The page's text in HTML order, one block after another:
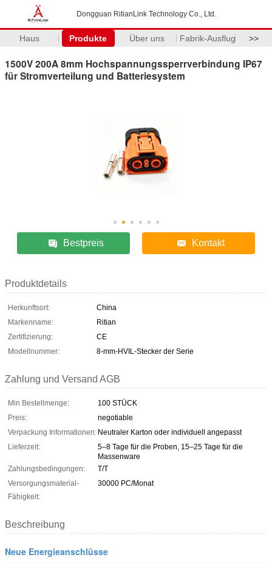
Dongguan RitianLink Technology Co., Ltd.
Haus Produkte Über uns Fabrik-Ausflug >>
1500V 200A 8mm Hochspannungssperrverbindung IP67
für Stromverteilung und Batteriesystem
Bestpreis Kontakt
Produktdetails
Herkunftsort:
China
Markenname:
Ritian
Zertifizierung:
CE
Modellnummer:
8-mm-HVIL-Stecker der Serie
Zahlung und Versand AGB
Min Bestellmenge:
100 STÜCK
Preis:
negotiable
Verpackung Informationen: Neutraler Karton oder individuell angepasst
Lieferzeit:
5–8 Tage für die Proben, 15–25 Tage für die
Massenware
Zahlungsbedingungen:
T/T
Versorgungsmaterial-
Fähigkeit:
30000 PC/Monat
Beschreibung
Neue Energieanschlüsse